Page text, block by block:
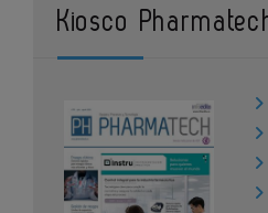
Kiosco